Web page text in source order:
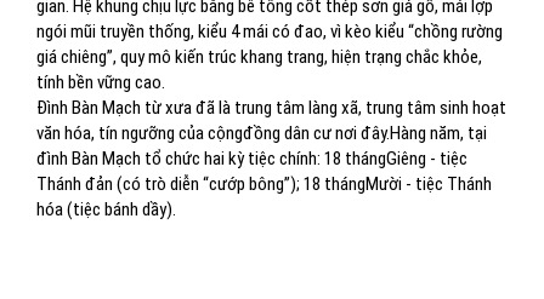
gian. Hệ khung chịu lực bằng bê tông cốt thép sơn giả gỗ, mái lợp
ngói mũi truyền thống, kiểu 4 mái có đao, vì kèo kiểu “chồng rường
giá chiêng”, quy mô kiến trúc khang trang, hiện trạng chắc khỏe,
tính bền vững cao.
Đình Bàn Mạch từ xưa đã là trung tâm làng xã, trung tâm sinh hoạt
văn hóa, tín ngưỡng của cộngđồng dân cư nơi đây.Hàng năm, tại
đình Bàn Mạch tổ chức hai kỳ tiệc chính: 18 thángGiêng - tiệc
Thánh đản (có trò diễn “cướp bông”); 18 thángMười - tiệc Thánh
hóa (tiệc bánh dầy).